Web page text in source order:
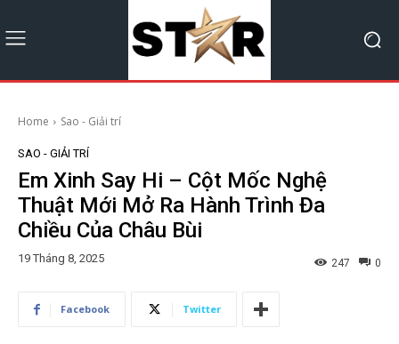
Home Sao - Giải trí
SAO - GIẢI TRÍ
Em Xinh Say Hi – Cột Mốc Nghệ
Thuật Mới Mở Ra Hành Trình Đa
Chiều Của Châu Bùi
19 Tháng 8, 2025 0
247
Facebook Twitter